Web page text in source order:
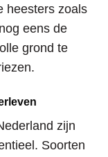
heesters zoals
eens de
grond te
zijn
Soorten